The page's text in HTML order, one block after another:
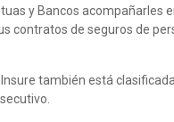
y Bancos acompañarles
contratos de seguros de
también está